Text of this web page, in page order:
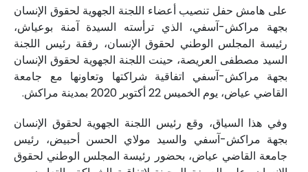
على هامش حفل تنصيب أعضاء اللجنة الجهوية لحقوق الإنسان
بجهة مراكش-آسفي، الذي ترأسته السيدة آمنة بوعياش،
رئيسة المجلس الوطني لحقوق الإنسان، رفقة رئيس اللجنة
السيد مصطفى العريصة، حينت اللجنة الجهوية لحقوق الإنسان
بجهة مراكش-آسفي اتفاقية شراكتها وتعاونها مع جامعة
القاضي عياض، يوم الخميس 22 أكتوبر 2020 بمدينة مراكش.
وفي هذا السياق، وقع رئيس اللجنة الجهوية لحقوق الإنسان
بجهة مراكش-آسفي والسيد مولاي الحسن أحبيض، رئيس
جامعة القاضي عياض، بحضور رئيسة المجلس الوطني لحقوق